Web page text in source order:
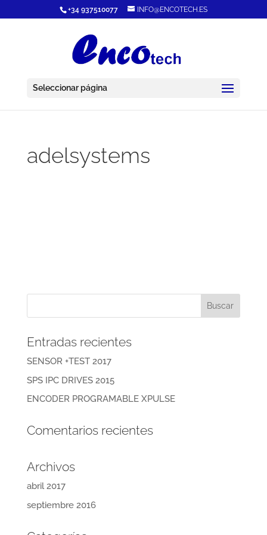
+34 937510077 INFO@ENCOTECH.ES
Seleccionar página
adelsystems
Entradas recientes
SENSOR +TEST 2017
SPS IPC DRIVES 2015
ENCODER PROGRAMABLE XPULSE
Comentarios recientes
Archivos
abril 2017
septiembre 2016